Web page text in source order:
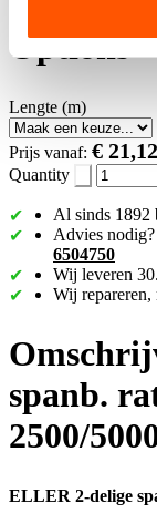
Options
Lengte (m)
Prijs vanaf: € 21,12
Quantity
Al sinds 1892
Advies
6504750
Wij leveren
Wij repareren,
spanb.
2500/
ELLER 2-delige